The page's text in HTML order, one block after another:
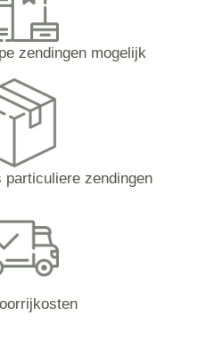
zendingen mogelijk
zendingen